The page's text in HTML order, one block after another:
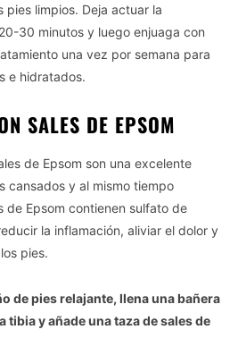
pies limpios. Deja actuar la
30 minutos y luego enjuaga con
una vez por semana para
e hidratados.
SALES DE EPSOM
de Epsom son una excelente
cansados y al mismo tiempo
de Epsom contienen sulfato de
la inflamación, aliviar el dolor y
pies.
de pies relajante, llena una bañera
tibia y añade una taza de sales de